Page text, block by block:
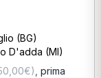
(BG)
D'adda (MI)
prima